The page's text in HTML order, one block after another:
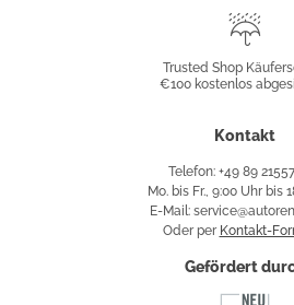
Trusted Shop
€100 kostenlos
Kontakt
Telefon: +49 89
Mo. bis Fr., 9:00 Uhr bis
E-Mail:
Oder per Kontakt-
Gefördert